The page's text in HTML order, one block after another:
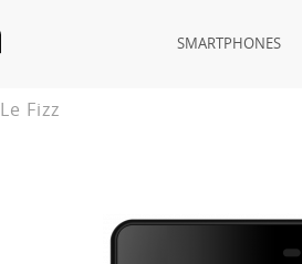
SMARTPHONES
Le Fizz